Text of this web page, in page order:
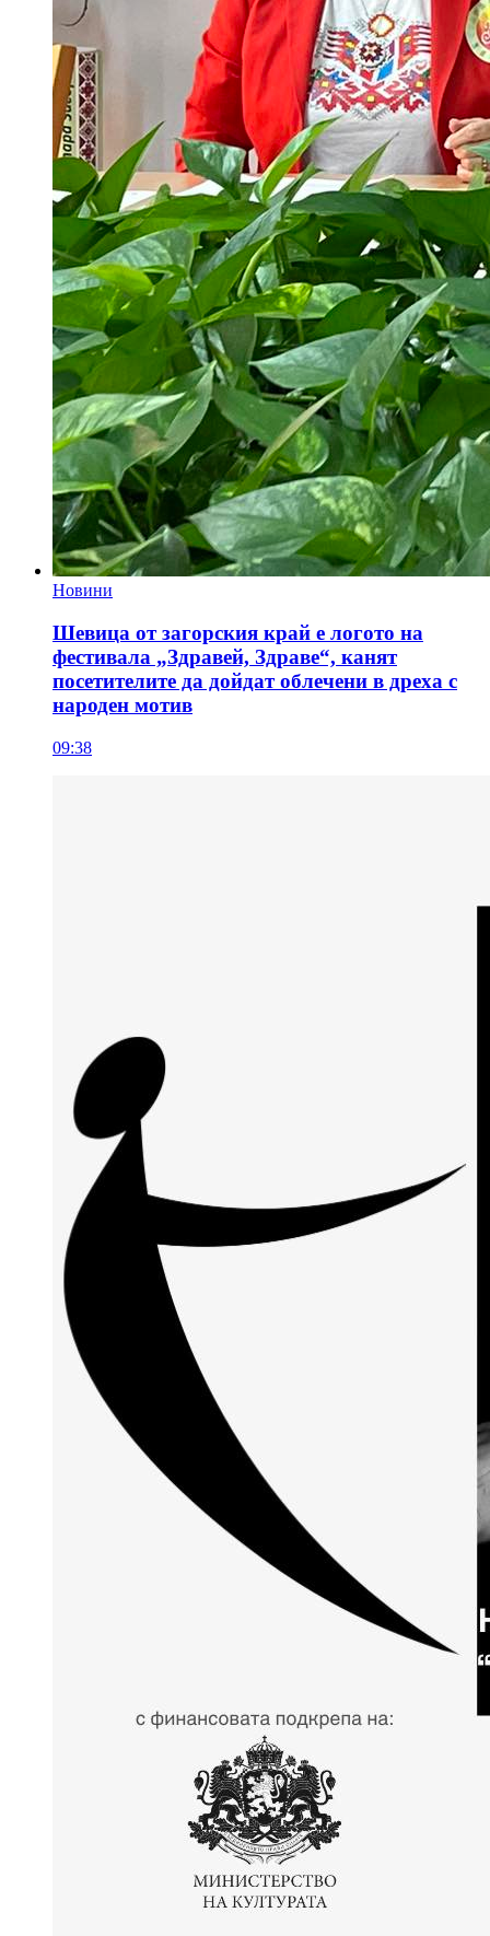
Новини
Шевица от загорския край е логото на
фестивала „Здравей, Здраве“, канят
посетителите да дойдат облечени в дреха с
народен мотив
09:38